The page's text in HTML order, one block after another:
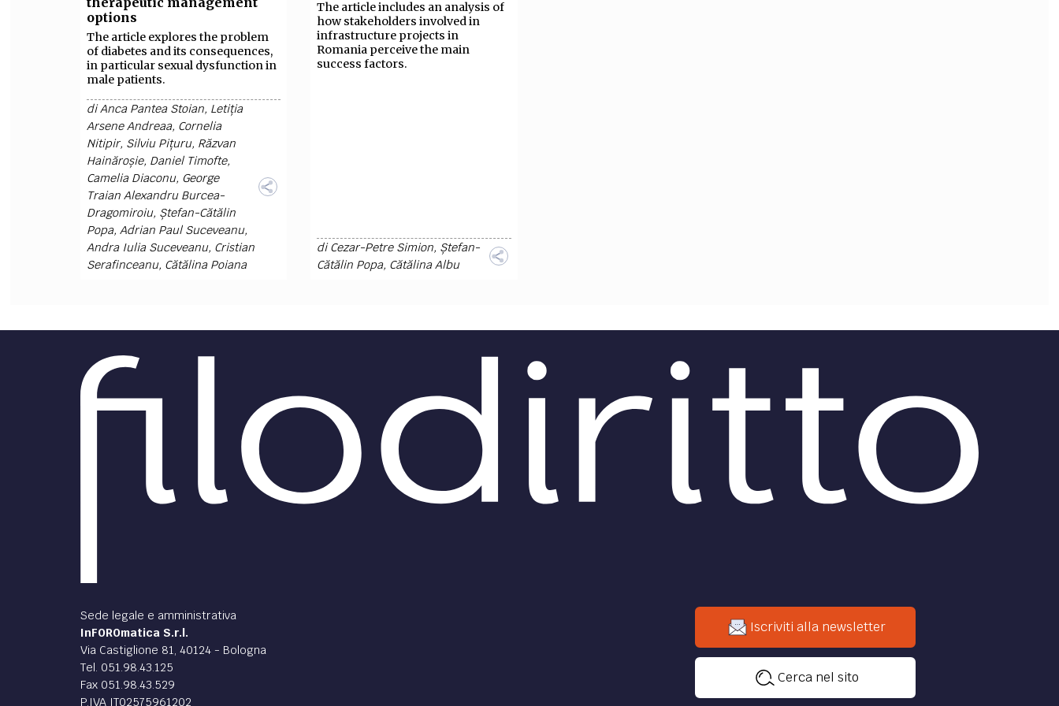
options
The article explores the problem
of diabetes and its consequences,
in particular sexual dysfunction in
male patients.
diAnca Pantea Stoian, Letiția
Arsene Andreaa, Cornelia
Nitipir, Silviu Pițuru, Răzvan
Hainăroșie, Daniel Timofte,
Camelia Diaconu, George
Traian Alexandru Burcea-
Dragomiroiu, Ștefan-Cătălin
Popa, Adrian Paul Suceveanu,
Andra Iulia Suceveanu, Cristian
Serafinceanu, Cătălina Poiana
The article includes an analysis of
how stakeholders involved in
infrastructure projects in
Romania perceive the main
success factors.
diCezar-Petre Simion, Ștefan-
Cătălin Popa, Cătălina Albu
Sede legale e amministrativa
InFOROmatica S.r.l.
Via Castiglione 81, 40124 - Bologna
Tel. 051.98.43.125
Fax 051.98.43.529
P.IVA IT02575961202
Iscriviti alla newsletter
Cerca nel sito